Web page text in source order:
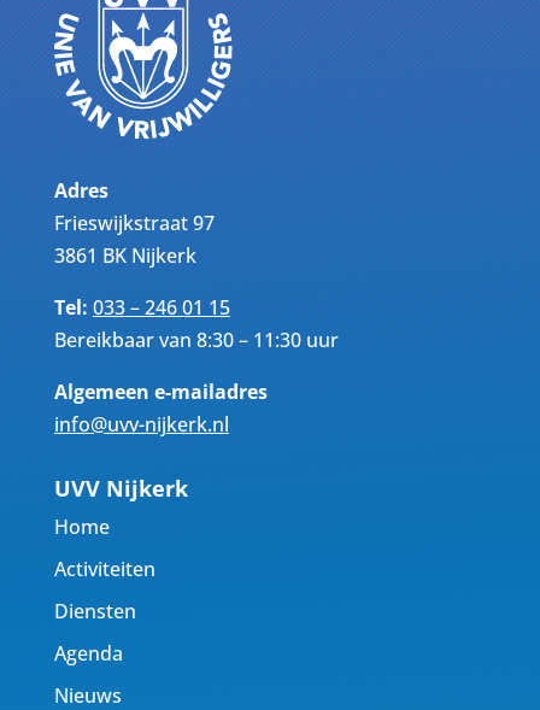
Adres
Frieswijkstraat 97
3861 BK Nijkerk
Tel:033 – 246 01 15
Bereikbaar van 8:30 – 11:30 uur
Algemeen e-mailadres
info@uvv-nijkerk.nl
UVV Nijkerk
Home
Activiteiten
Diensten
Agenda
Nieuws